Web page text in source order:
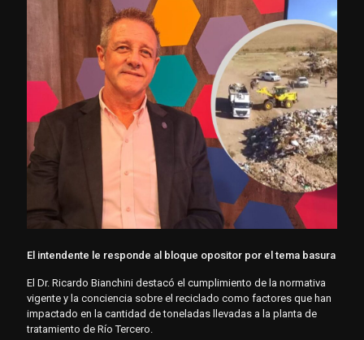
El intendente le responde al bloque opositor por el tema basura
El Dr. Ricardo Bianchini destacó el cumplimiento de la normativa
vigente y la conciencia sobre el reciclado como factores que han
impactado en la cantidad de toneladas llevadas a la planta de
tratamiento de Río Tercero.